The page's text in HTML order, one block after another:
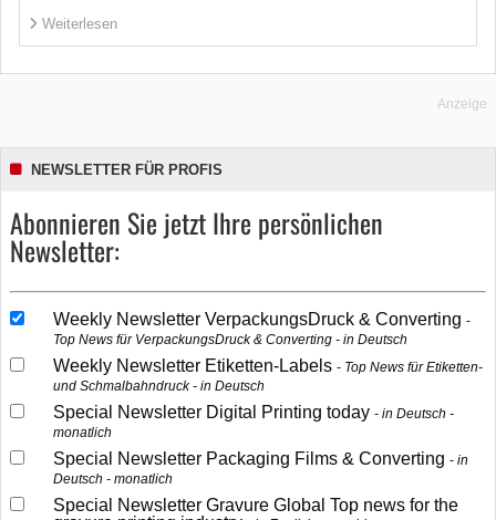
Weiterlesen
Anzeige
NEWSLETTER FÜR PROFIS
Abonnieren Sie jetzt Ihre persönlichen
Newsletter:
Weekly Newsletter VerpackungsDruck & Converting
Top News für VerpackungsDruck & Converting - in Deutsch
Weekly Newsletter Etiketten-Labels
Top News für Etiketten-
und Schmalbahndruck - in Deutsch
Special Newsletter Digital Printing today
in Deutsch -
monatlich
Special Newsletter Packaging Films & Converting
in
Deutsch - monatlich
Special Newsletter Gravure Global Top news for the